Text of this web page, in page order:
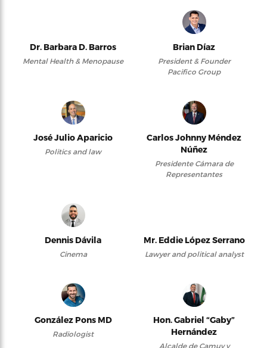
Dr. Barbara D. Barros
Mental Health & Menopause
Brian Díaz
President & Founder
Pacifico Group
José Julio Aparicio
Politics and law
Carlos Johnny Méndez
Núñez
Presidente Cámara de
Representantes
Dennis Dávila
Cinema
Mr. Eddie López Serrano
Lawyer and political analyst
González Pons MD
Radiologist
Hon. Gabriel “Gaby”
Hernández
Alcalde de Camuy y